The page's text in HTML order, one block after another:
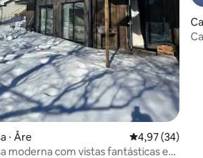
média de 5, 10 avaliações
⋅ Åre 4,97 de uma
4,97 (34)
moderna com vistas fantásticas em